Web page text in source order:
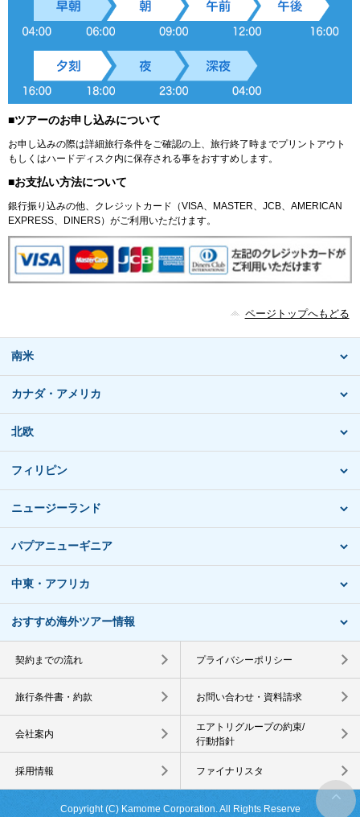
■ツアーのお申し込みについて
お申し込みの際は詳細旅行条件をご確認の上、旅行終了時までプリントアウト
もしくはハードディスク内に保存される事をおすすめします。
■お支払い方法について
銀行振り込みの他、クレジットカード（VISA、MASTER、JCB、AMERICAN
EXPRESS、DINERS）がご利用いただけます。
ページトップへもどる
南米
カナダ・アメリカ
北欧
フィリピン
ニュージーランド
パプアニューギニア
中東・アフリカ
おすすめ海外ツアー情報
契約までの流れ プライバシーポリシー
旅行条件書・約款 お問い合わせ・資料請求
会社案内
エアトリグループの約束/
行動指針
採用情報 ファイナリスタ
Copyright (C) Kamome Corporation. All Rights Reserve